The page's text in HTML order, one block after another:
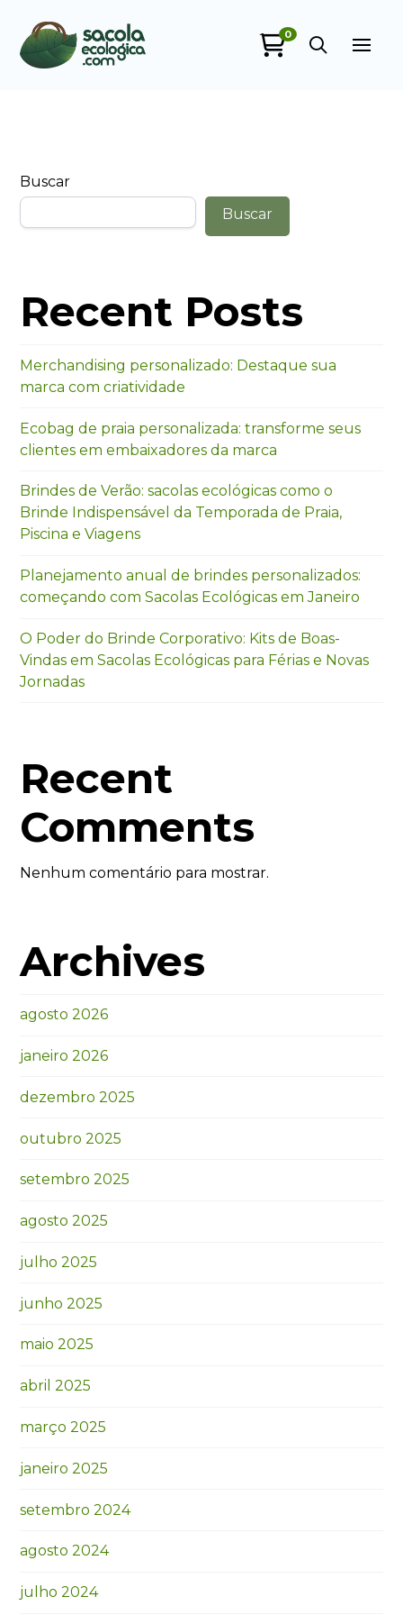
0
Buscar
Buscar
Recent Posts
Merchandising personalizado: Destaque sua
marca com criatividade
Ecobag de praia personalizada: transforme seus
clientes em embaixadores da marca
Brindes de Verão: sacolas ecológicas como o
Brinde Indispensável da Temporada de Praia,
Piscina e Viagens
Planejamento anual de brindes personalizados:
começando com Sacolas Ecológicas em Janeiro
O Poder do Brinde Corporativo: Kits de Boas-
Vindas em Sacolas Ecológicas para Férias e Novas
Jornadas
Recent
Comments
Nenhum comentário para mostrar.
Archives
agosto 2026
janeiro 2026
dezembro 2025
outubro 2025
setembro 2025
agosto 2025
julho 2025
junho 2025
maio 2025
abril 2025
março 2025
janeiro 2025
setembro 2024
agosto 2024
julho 2024
Sacola Ecológica
Eu concordo em receber comunicações.
de marketing. Você pode alterar suas preferências a
qualquer momento.